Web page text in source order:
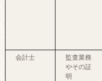
会計士
監査業務
やその証
明